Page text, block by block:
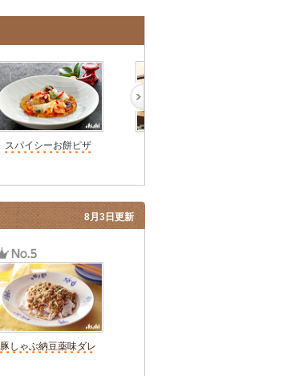
スパイシーお餅ピザ
豚しゃぶ納豆薬味ダレ
8月3日更新